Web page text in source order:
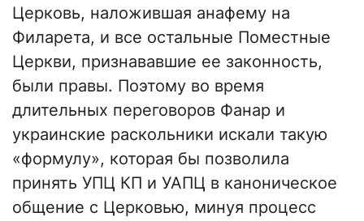
Церковь, наложившая анафему на
Филарета, и все остальные Поместные
Церкви, признававшие ее законность,
были правы. Поэтому во время
длительных переговоров Фанар и
украинские раскольники искали такую
«формулу», которая бы позволила
принять УПЦ КП и УАПЦ в каноническое
общение с Церковью, минуя процесс